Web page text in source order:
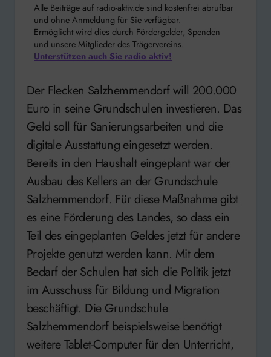
Alle Beiträge auf radio-aktiv.de sind kostenfrei abrufbar
und ohne Anmeldung für Sie verfügbar.
Ermöglicht wird dies durch Fördergelder, Spenden
und unsere Mitglieder des Trägervereins.
Unterstützen auch Sie radio aktiv!
Der Flecken Salzhemmendorf will 200.000
Euro in seine Grundschulen investieren. Das
Geld soll für Sanierungsarbeiten und die
digitale Ausstattung eingesetzt werden.
Bereits in den Haushalt eingeplant war der
Ausbau des Kellers an der Grundschule
Salzhemmendorf. Für diese Maßnahme gibt
es eine Förderung des Landes, so dass ein
Teil des eingeplanten Geldes jetzt für andere
Projekte genutzt werden kann. Mit dem
Bedarf der Schulen hat sich die Politik jetzt
im Ausschuss für Bildung und Migration
beschäftigt. Die Grundschule
Salzhemmendorf beispielsweise benötigt
weitere Tablet-Computer für den Unterricht,